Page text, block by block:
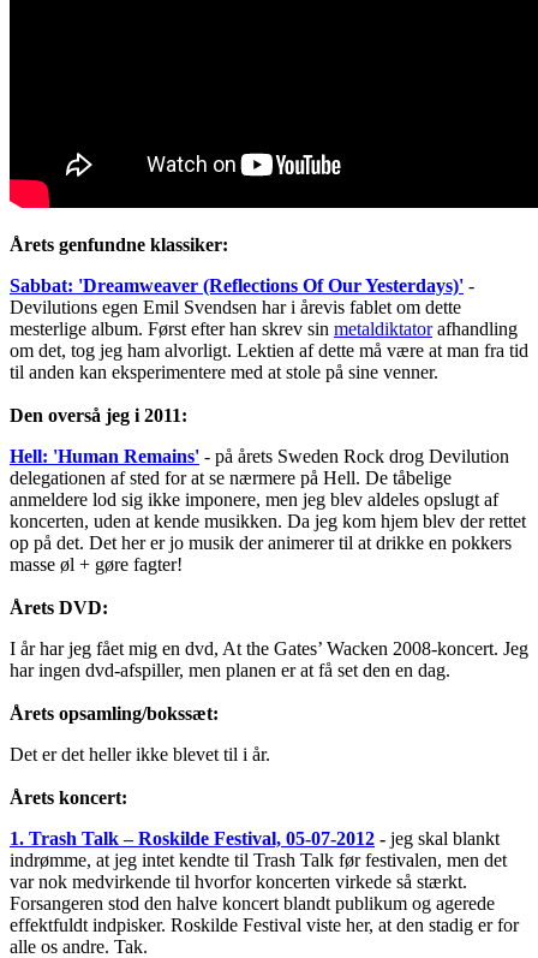
Årets genfundne klassiker:
Sabbat: 'Dreamweaver (Reflections Of Our Yesterdays)' -
Devilutions egen Emil Svendsen har i årevis fablet om dette
mesterlige album. Først efter han skrev sin metaldiktatorafhandling
om det, tog jeg ham alvorligt. Lektien af dette må være at man fra tid
til anden kan eksperimentere med at stole på sine venner.
Den overså jeg i 2011:
Hell: 'Human Remains' - på årets Sweden Rock drog Devilution
delegationen af sted for at se nærmere på Hell. De tåbelige
anmeldere lod sig ikke imponere, men jeg blev aldeles opslugt af
koncerten, uden at kende musikken. Da jeg kom hjem blev der rettet
op på det. Det her er jo musik der animerer til at drikke en pokkers
masse øl + gøre fagter!
Årets DVD:
I år har jeg fået mig en dvd, At the Gates’ Wacken 2008-koncert. Jeg
har ingen dvd-afspiller, men planen er at få set den en dag.
Årets opsamling/bokssæt:
Det er det heller ikke blevet til i år.
Årets koncert:
1. Trash Talk – Roskilde Festival, 05-07-2012 - jeg skal blankt
indrømme, at jeg intet kendte til Trash Talk før festivalen, men det
var nok medvirkende til hvorfor koncerten virkede så stærkt.
Forsangeren stod den halve koncert blandt publikum og agerede
effektfuldt indpisker. Roskilde Festival viste her, at den stadig er for
alle os andre. Tak.